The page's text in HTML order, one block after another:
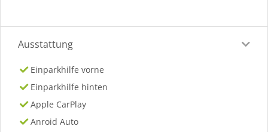
Ausstattung
Einparkhilfe vorne
Einparkhilfe hinten
Apple CarPlay
Anroid Auto